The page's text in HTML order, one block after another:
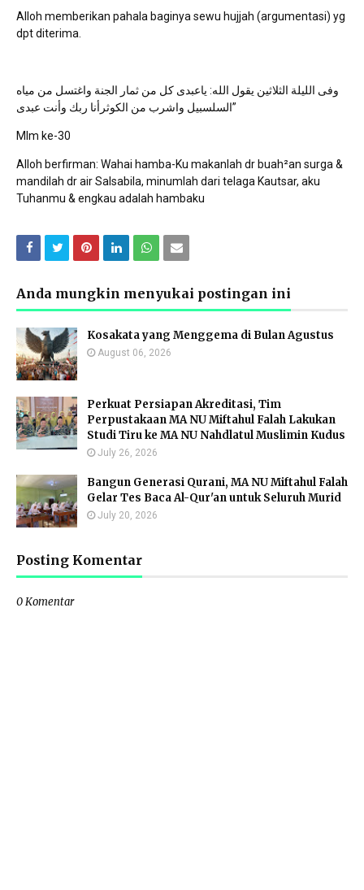
Alloh memberikan pahala baginya sewu hujjah (argumentasi) yg
dpt diterima.
وفى الليلة الثلاثين يقول الله: ياعبدى كل من ثمار الجنة واغتسل من مياه
السلسبيل واشرب من الكوثرأنا ربك وأنت عبدى”
Mlm ke-30
Alloh berfirman: Wahai hamba-Ku makanlah dr buah²an surga &
mandilah dr air Salsabila, minumlah dari telaga Kautsar, aku
Tuhanmu & engkau adalah hambaku
Anda mungkin menyukai postingan ini
Kosakata yang Menggema di Bulan Agustus
August 06, 2026
Perkuat Persiapan Akreditasi, Tim
Perpustakaan MA NU Miftahul Falah Lakukan
Studi Tiru ke MA NU Nahdlatul Muslimin Kudus
July 26, 2026
Bangun Generasi Qurani, MA NU Miftahul Falah
Gelar Tes Baca Al-Qur'an untuk Seluruh Murid
July 20, 2026
Posting Komentar
0 Komentar